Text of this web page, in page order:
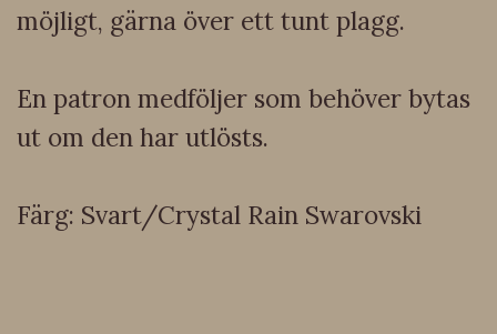
möjligt, gärna över ett tunt plagg.
En patron medföljer som behöver bytas
ut om den har utlösts.
Färg: Svart/Crystal Rain Swarovski